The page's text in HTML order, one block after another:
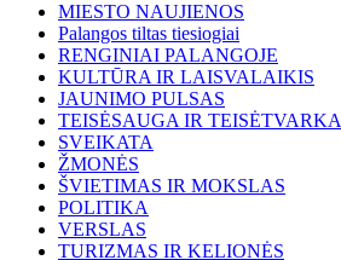
MIESTO NAUJIENOS
Palangos tiltas tiesiogiai
RENGINIAI PALANGOJE
KULTŪRA IR LAISVALAIKIS
JAUNIMO PULSAS
TEISĖSAUGA IR TEISĖTVARKA
SVEIKATA
ŽMONĖS
ŠVIETIMAS IR MOKSLAS
POLITIKA
VERSLAS
TURIZMAS IR KELIONĖS